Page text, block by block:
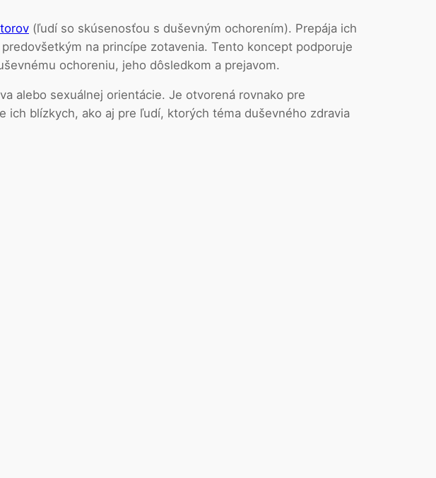
(ľudí so skúsenosťou s duševným ochorením). Prepája ich
na princípe zotavenia. Tento koncept podporuje
ochoreniu, jeho dôsledkom a prejavom.
alebo sexuálnej orientácie. Je otvorená rovnako pre
blízkych, ako aj pre ľudí, ktorých téma duševného zdravia